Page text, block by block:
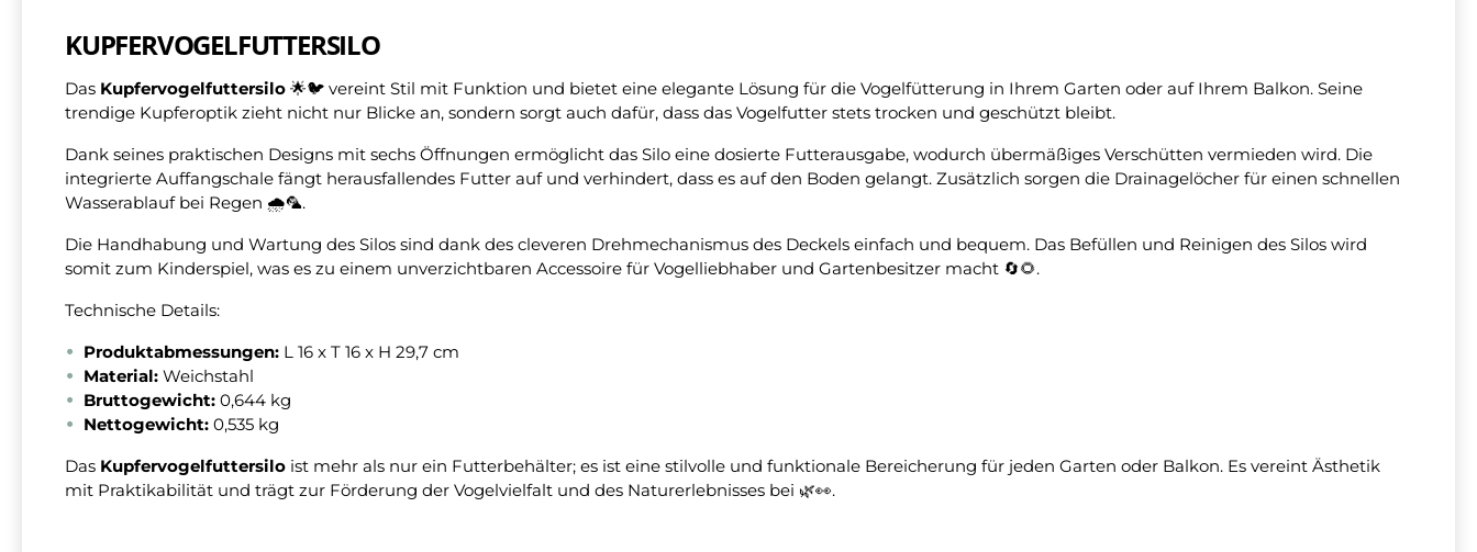
KUPFERVOGELFUTTERSILO
Das Kupfervogelfuttersilo 🌟🐦 vereint Stil mit Funktion und bietet eine elegante Lösung für die Vogelfütterung in Ihrem Garten oder auf Ihrem Balkon. Seine
trendige Kupferoptik zieht nicht nur Blicke an, sondern sorgt auch dafür, dass das Vogelfutter stets trocken und geschützt bleibt.
Dank seines praktischen Designs mit sechs Öffnungen ermöglicht das Silo eine dosierte Futterausgabe, wodurch übermäßiges Verschütten vermieden wird. Die
integrierte Auffangschale fängt herausfallendes Futter auf und verhindert, dass es auf den Boden gelangt. Zusätzlich sorgen die Drainagelöcher für einen schnellen
Wasserablauf bei Regen 🌧️🦜.
Die Handhabung und Wartung des Silos sind dank des cleveren Drehmechanismus des Deckels einfach und bequem. Das Befüllen und Reinigen des Silos wird
somit zum Kinderspiel, was es zu einem unverzichtbaren Accessoire für Vogelliebhaber und Gartenbesitzer macht 🔄🌻.
Technische Details:
Produktabmessungen: L 16 x T 16 x H 29,7 cm
Material: Weichstahl
Bruttogewicht: 0,644 kg
Nettogewicht: 0,535 kg
Das Kupfervogelfuttersilo ist mehr als nur ein Futterbehälter; es ist eine stilvolle und funktionale Bereicherung für jeden Garten oder Balkon. Es vereint Ästhetik
mit Praktikabilität und trägt zur Förderung der Vogelvielfalt und des Naturerlebnisses bei 🌿👀.